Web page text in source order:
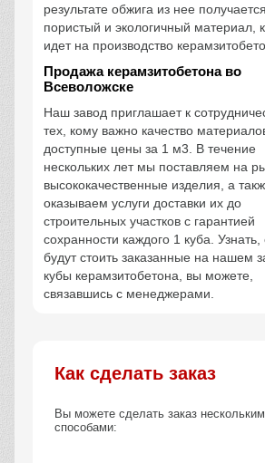
результате обжига из нее
пористый и экологичный материал,
идет на производство
Продажа керамзитобетона во
Всеволожске
Наш завод приглашает к
тех, кому важно качество
доступные цены за 1 м3. В течение
нескольких лет мы поставляем на
высококачественные изделия, а
оказываем услуги доставки их до
строительных участков с гарантией
сохранности каждого 1 куба. Узнать,
будут стоить заказанные на нашем
кубы керамзитобетона, вы можете,
связавшись с менеджерами.
Как сделать заказ
Вы можете сделать заказ
способами: